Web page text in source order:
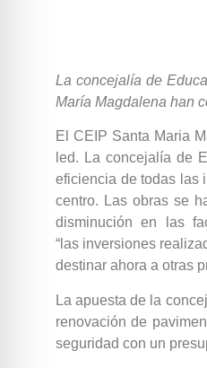
La concejalía de
María Magdalena han
El CEIP Santa Maria
led. La concejalía de
eficiencia de todas las
centro. Las obras se
disminución en las
“las inversiones
destinar ahora a otras
La apuesta de la
renovación de
seguridad con un